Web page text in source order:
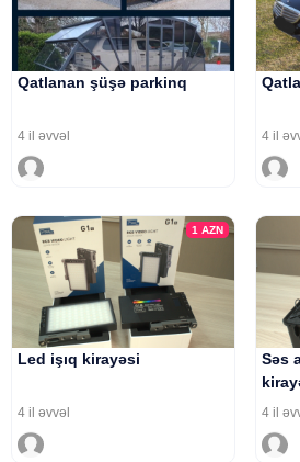
Qatlanan şüşə parkinq
4 il əvvəl 4 il
1AZN
Led işıq kirayəsi
4 il əvvəl
Səs
4 il